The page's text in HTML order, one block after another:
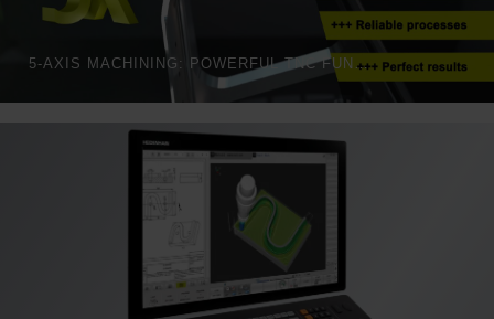
5-AXIS MACHINING: POWERFUL TNC FUNCTIONS FOR AEROSPACE PARTS | HEIDENHAIN